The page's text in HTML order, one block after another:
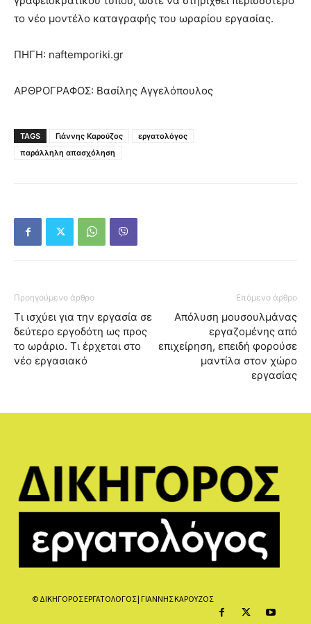
το νέο μοντέλο καταγραφής του ωραρίου εργασίας.
ΠΗΓΗ: naftemporiki.gr
ΑΡΘΡΟΓΡΑΦΟΣ: Βασίλης Αγγελόπουλος
TAGS Γιάννης Καρούζος
εργατολόγος
παράλληλη απασχόληση
Προηγούμενο άρθρο
Τι ισχύει για την εργασία σε
δεύτερο εργοδότη ως προς
το ωράριο. Τι έρχεται στο
νέο εργασιακό
Επόμενο άρθρο
Απόλυση μουσουλμάνας
εργαζομένης από
επιχείρηση, επειδή φορούσε
μαντίλα στον χώρο
εργασίας
© ΔΙΚΗΓΟΡΟΣ ΕΡΓΑΤΟΛΟΓΟΣ | ΓΙΑΝΝΗΣ ΚΑΡΟΥΖΟΣ